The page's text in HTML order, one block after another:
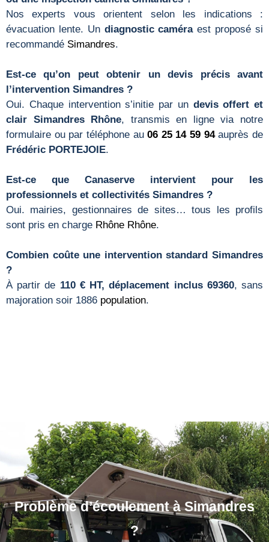
Nos experts vous orientent selon les indications :
évacuation lente. Un diagnostic caméraest proposé si
recommandé Simandres.
Est-ce qu’on peut obtenir un devis précis avant
l’intervention Simandres ?
Oui. Chaque intervention s’initie par un devis offert et
clair Simandres Rhône, transmis en ligne via notre
formulaire ou par téléphone au06 25 14 59 94auprès de
Frédéric PORTEJOIE.
Est-ce que Canaserve intervient pour les
professionnels et collectivités Simandres ?
Oui. mairies, gestionnaires de sites… tous les profils
sont pris en charge Rhône Rhône.
Combien coûte une intervention standard Simandres
?
À partir de 110 € HT, déplacement inclus 69360, sans
majoration soir 1886 population.
Problème d’écoulement à Simandres
?